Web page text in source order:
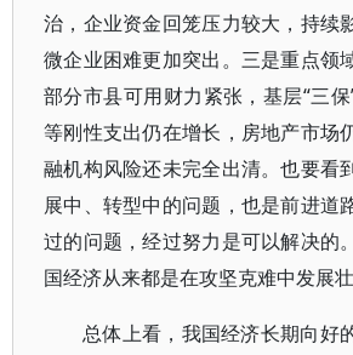
治，企业资金回笼压力较大，持续
微企业困难更加突出。三是重点领
部分市县可用财力紧张，基层“三
等刚性支出仍在增长，房地产市场
融机构风险还未完全出清。也要看
展中、转型中的问题，也是前进道
过的问题，经过努力是可以解决的
国经济从来都是在攻坚克难中发展壮
总体上看，我国经济长期向好